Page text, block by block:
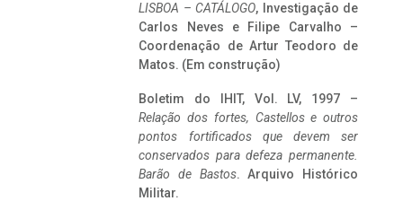
LISBOA – CATÁLOGO, Investigação de
Carlos Neves e Filipe Carvalho –
Coordenação de Artur Teodoro de
Matos. (Em construção)
Boletim do IHIT, Vol. LV, 1997 –
Relação dos fortes, Castellos e outros
pontos fortificados que devem ser
conservados para defeza permanente.
Barão de Bastos. Arquivo Histórico
Militar.